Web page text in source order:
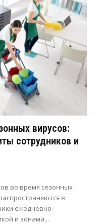
вирусов:
сотрудников и
во время сезонных
в
ежедневно
и зонами...